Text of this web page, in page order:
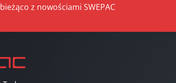
z nowościami SWEPAC